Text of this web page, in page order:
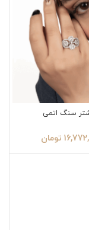
سنگ اتمی
تومان